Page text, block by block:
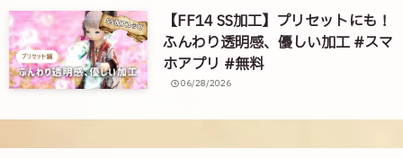
【FF14 SS加工】プリセットにも！
ふんわり透明感、優しい加工 #スマ
ホアプリ #無料
06/28/2026